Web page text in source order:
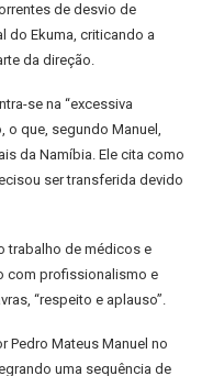
de desvio de
do Ekuma, criticando a
da direção.
se na “excessiva
o que, segundo Manuel,
da Namíbia. Ele cita como
ser transferida devido
trabalho de médicos e
com profissionalismo e
“respeito e aplauso”.
Pedro Mateus Manuel no
uma sequência de